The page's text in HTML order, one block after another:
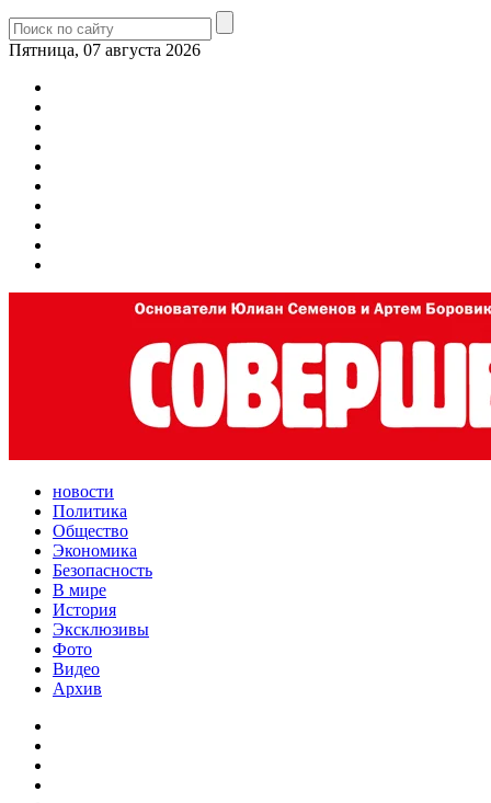
Пятница, 07 августа 2026
новости
Политика
Общество
Экономика
Безопасность
В мире
История
Эксклюзивы
Фото
Видео
Архив